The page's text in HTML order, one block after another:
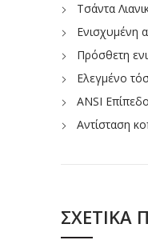
Τσάντα
Ενισχυμένη
Πρόσθετη
Ελεγμένο
ANSI
Αντίσταση
ΣΧΕΤΙΚΆ